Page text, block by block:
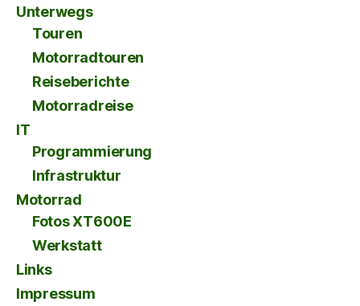
Unterwegs
Touren
Motorradtouren
Reiseberichte
Motorradreise
IT
Programmierung
Infrastruktur
Motorrad
Fotos XT600E
Werkstatt
Links
Impressum